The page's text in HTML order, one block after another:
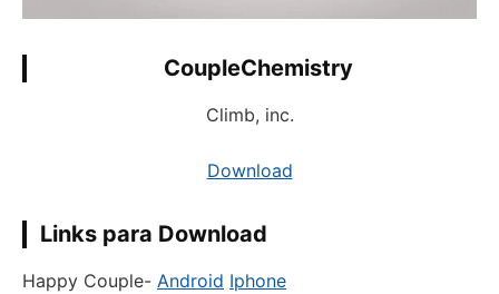
CoupleChemistry
Climb, inc.
Download
Links para Download
Happy Couple- Android Iphone